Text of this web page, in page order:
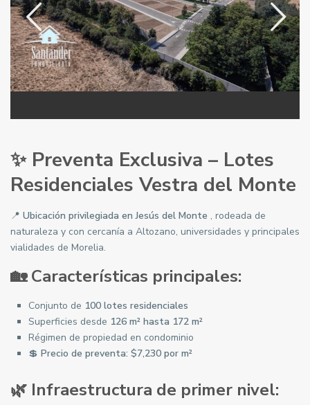
✨ Preventa Exclusiva – Lotes
Residenciales Vestra del Monte
📍 Ubicación privilegiada en Jesús del Monte , rodeada de
naturaleza y con cercanía a Altozano, universidades y principales
vialidades de Morelia.
🏡 Características principales:
Conjunto de 100 lotes residenciales
Superficies desde 126 m² hasta 172 m²
Régimen de propiedad en condominio
💲 Precio de preventa: $7,230 por m²
🌿 Infraestructura de primer nivel: